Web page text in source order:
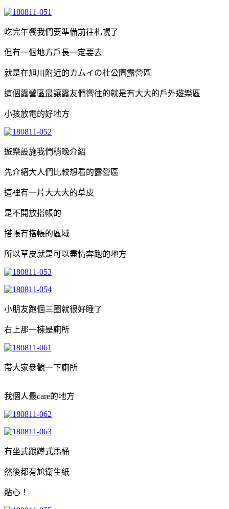
吃完午餐我們要準備前往札幌了
但有一個地方戶長一定要去
就是在旭川附近的カムイの杜公園露營區
這個露營區最讓露友們嚮往的就是有大大的戶外遊樂區
小孩放電的好地方
遊樂設施我們稍晚介紹
先介紹大人們比較想看的露營區
這裡有一片大大大的草皮
是不開放搭帳的
搭帳有搭帳的區域
所以草皮就是可以盡情奔跑的地方
小朋友跑個三圈就很好睡了
右上那一棟是廁所
帶大家參觀一下廁所
我個人最care的地方
有坐式跟蹲式馬桶
然後都有尬衛生紙
貼心！